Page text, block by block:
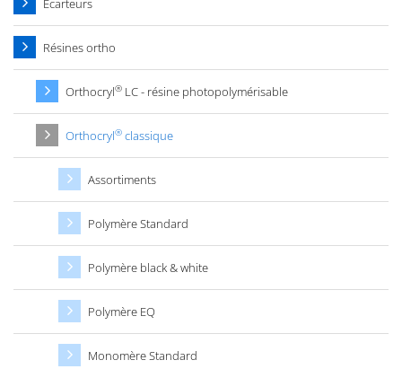
Ecarteurs
Résines ortho
Orthocryl® LC - résine photopolymérisable
Orthocryl® classique
Assortiments
Polymère Standard
Polymère black & white
Polymère EQ
Monomère Standard